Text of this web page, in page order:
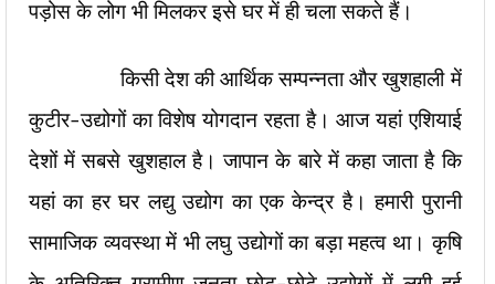
पड़ोस के लोग भी मिलकर इसे घर में ही चला सकते हैं।
किसी देश की आर्थिक सम्पन्नता और खुशहाली में
कुटीर-उद्योगों का विशेष योगदान रहता है। आज यहां एशियाई
देशों में सबसे खुशहाल है। जापान के बारे में कहा जाता है कि
यहां का हर घर लद्यु उद्योग का एक केन्द्र है। हमारी पुरानी
सामाजिक व्यवस्था में भी लघु उद्योगों का बड़ा महत्व था। कृषि